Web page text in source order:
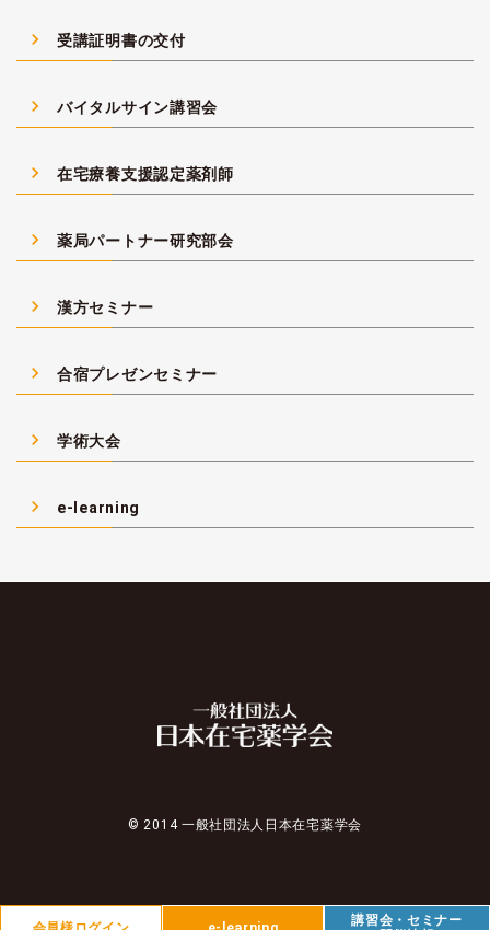
navigate_next 受講証明書の交付
navigate_next バイタルサイン講習会
navigate_next 在宅療養支援認定薬剤師
navigate_next 薬局パートナー研究部会
navigate_next 漢方セミナー
navigate_next 合宿プレゼンセミナー
navigate_next 学術大会
navigate_next e-learning
© 2014 一般社団法人日本在宅薬学会
講習会・セミナー